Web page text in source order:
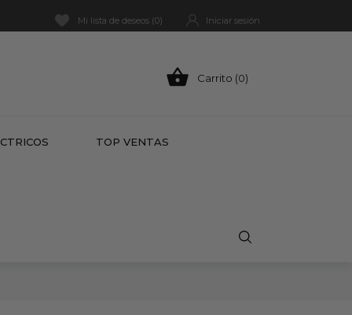
Mi lista de deseos (0) Iniciar sesión
 Carrito (0)
TOP VENTAS